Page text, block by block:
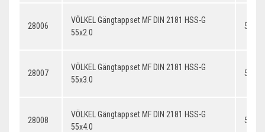
28006
VÖLKEL Gängtappset MF DIN 2181 HSS-G
55x2.0
28007
VÖLKEL Gängtappset MF DIN 2181 HSS-G
55x3.0
28008
VÖLKEL Gängtappset MF DIN 2181 HSS-G
55x4.0